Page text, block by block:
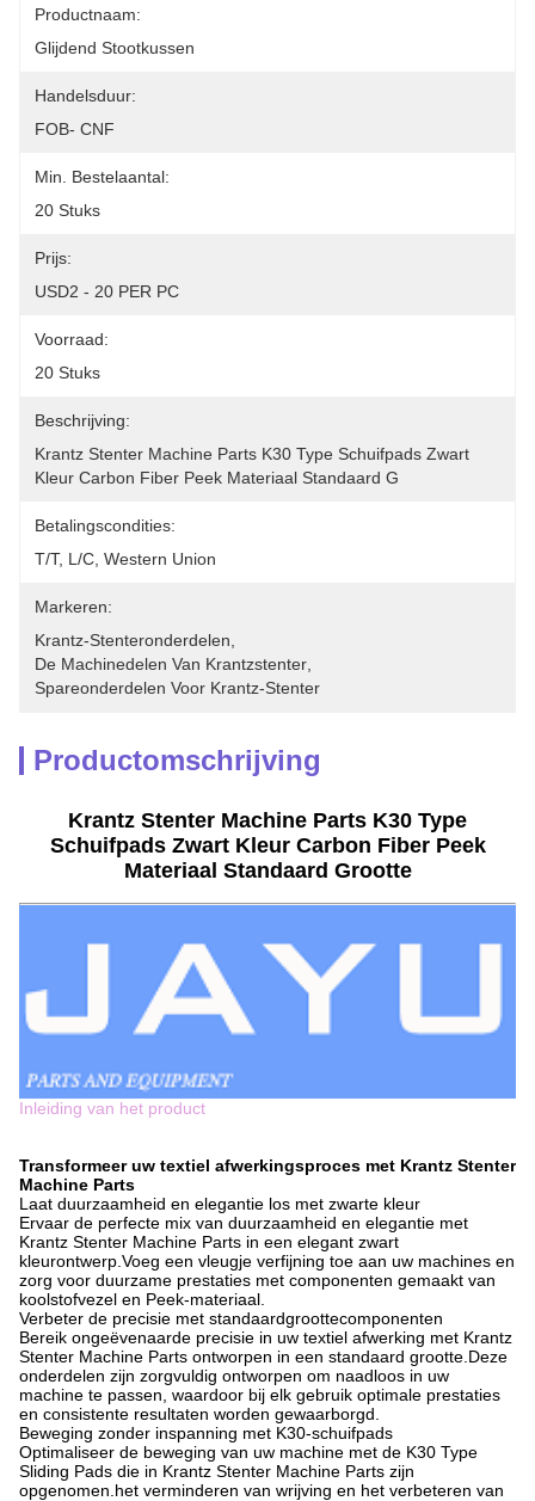
Productnaam:
Glijdend Stootkussen
Handelsduur:
FOB- CNF
Min. Bestelaantal:
20 Stuks
Prijs:
USD2 - 20 PER PC
Voorraad:
20 Stuks
Beschrijving:
Krantz Stenter Machine Parts K30 Type Schuifpads Zwart
Kleur Carbon Fiber Peek Materiaal Standaard G
Betalingscondities:
T/T, L/C, Western Union
Markeren:
Krantz-Stenteronderdelen
De Machinedelen Van Krantzstenter
Spareonderdelen Voor Krantz-Stenter
Productomschrijving
Krantz Stenter Machine Parts K30 Type
Schuifpads Zwart Kleur Carbon Fiber Peek
Materiaal Standaard Grootte
Inleiding van het product
Transformeer uw textiel afwerkingsproces met Krantz Stenter
Machine Parts
Laat duurzaamheid en elegantie los met zwarte kleur
Ervaar de perfecte mix van duurzaamheid en elegantie met
Krantz Stenter Machine Parts in een elegant zwart
kleurontwerp.Voeg een vleugje verfijning toe aan uw machines en
zorg voor duurzame prestaties met componenten gemaakt van
koolstofvezel en Peek-materiaal.
Verbeter de precisie met standaardgroottecomponenten
Bereik ongeëvenaarde precisie in uw textiel afwerking met Krantz
Stenter Machine Parts ontworpen in een standaard grootte.Deze
onderdelen zijn zorgvuldig ontworpen om naadloos in uw
machine te passen, waardoor bij elk gebruik optimale prestaties
en consistente resultaten worden gewaarborgd.
Beweging zonder inspanning met K30-schuifpads
Optimaliseer de beweging van uw machine met de K30 Type
Sliding Pads die in Krantz Stenter Machine Parts zijn
opgenomen.het verminderen van wrijving en het verbeteren van